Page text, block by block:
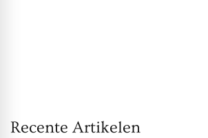
Recente Artikelen